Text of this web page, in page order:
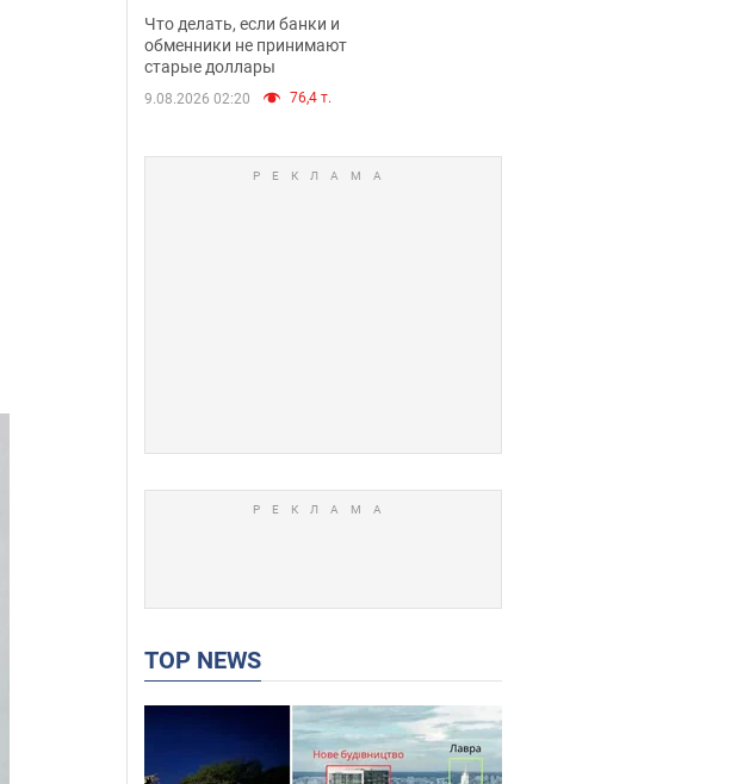
принимают ли
обменники и банки
такие купюры
Что делать, если банки и
обменники не принимают
старые доллары
9.08.2026 02:20 76,4 т.
TOP NEWS